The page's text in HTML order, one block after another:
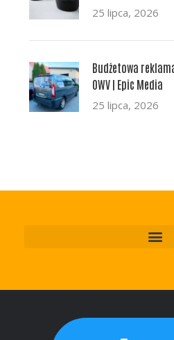
25 lipca, 2026
Budżetowa
OWV | Epic Media
25 lipca, 2026